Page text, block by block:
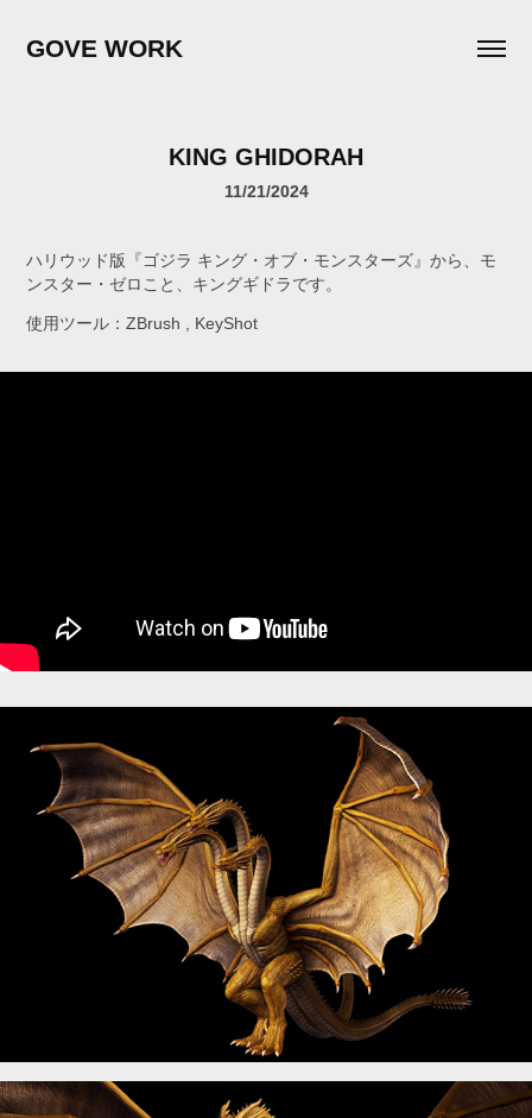
GOVE WORK
KING GHIDORAH
11/21/2024
ハリウッド版『ゴジラ キング・オブ・モンスターズ』から、モ
ンスター・ゼロこと、キングギドラです。
使用ツール：ZBrush , KeyShot